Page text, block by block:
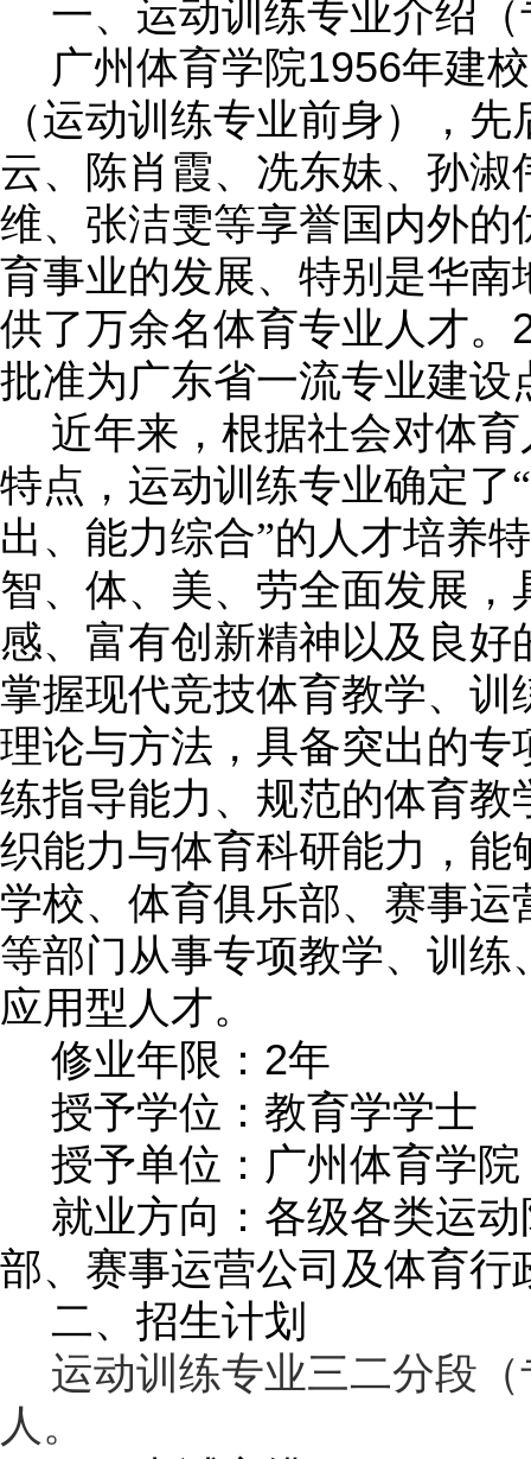
一、运动训练专业介绍
广州体育学院1956年建
（运动训练专业前身），
云、陈肖霞、冼东妹、孙
维、张洁雯等享誉国内外的
育事业的发展、特别是华南
供了万余名体育专业人才。
批准为广东省一流专业建设
近年来，根据社会对体
特点，运动训练专业确定了
出、能力综合”的人才培养
智、体、美、劳全面发展，
感、富有创新精神以及良
掌握现代竞技体育教学、训
理论与方法，具备突出的专
练指导能力、规范的体育教
织能力与体育科研能力，能
学校、体育俱乐部、赛事
等部门从事专项教学、训
应用型人才。
修业年限： 2年
授予学位：教育学学士
授予单位：广州体育学院
就业方向：各级各类运
部、赛事运营公司及体育行
二、招生计划
运动训练专业三二分段
人。